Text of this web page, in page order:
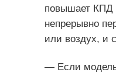
повышает КПД
непрерывно
или воздух, и
— Если модель